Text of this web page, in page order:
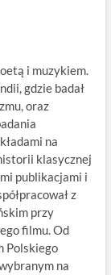
i muzykiem.
gdzie badał
oraz
na
klasycznej
publikacjami i
z
przy
filmu. Od
Polskiego
na